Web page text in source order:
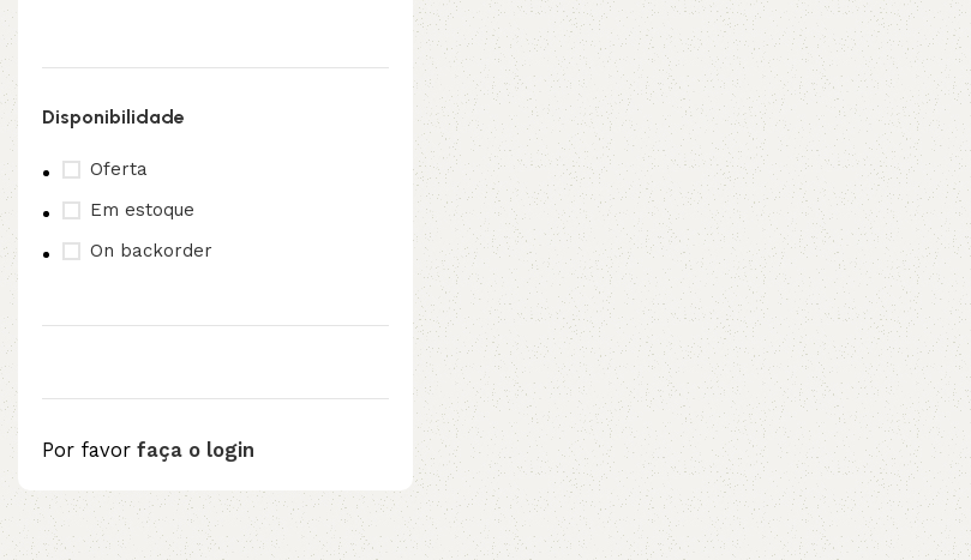
SPB
XPZ ZX
Disponibilidade
Oferta
Em estoque
On backorder
Por favor faça o login
Upholstered chair